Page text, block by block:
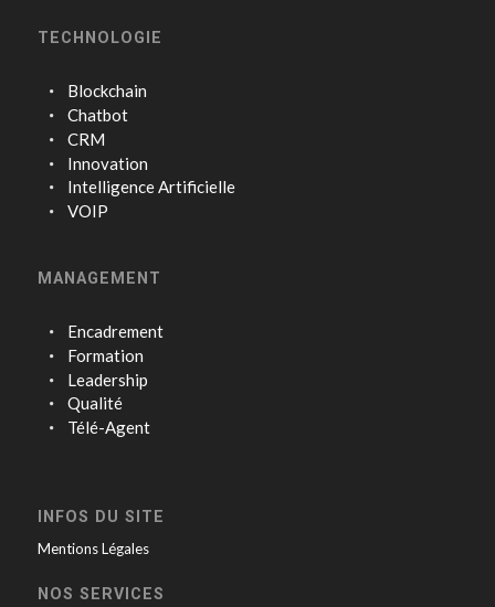
TECHNOLOGIE
Blockchain
Chatbot
CRM
Innovation
Intelligence Artificielle
VOIP
MANAGEMENT
Encadrement
Formation
Leadership
Qualité
Télé-Agent
INFOS DU SITE
Mentions Légales
NOS SERVICES